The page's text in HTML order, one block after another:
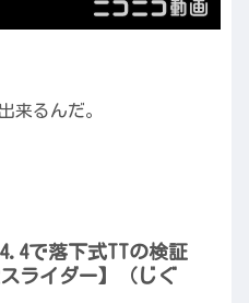
来るんだ。
で落下式TTの検証
ライダー】（じぐ